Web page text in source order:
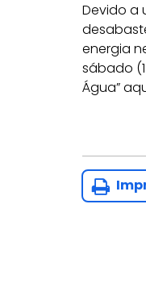
Devido a
energia
sábado
Água”